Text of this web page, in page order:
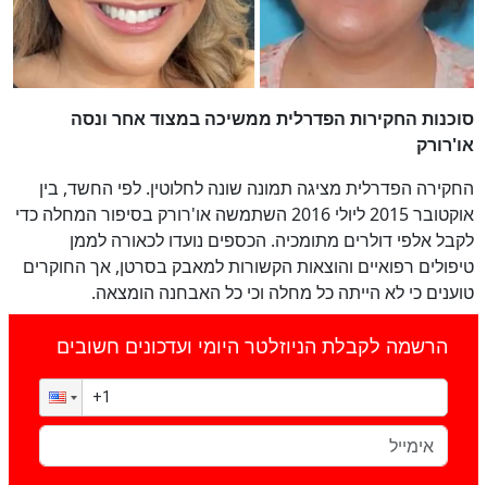
סוכנות החקירות הפדרלית ממשיכה במצוד אחר ונסה
או'רורק
החקירה הפדרלית מציגה תמונה שונה לחלוטין. לפי החשד, בין
אוקטובר 2015 ליולי 2016 השתמשה או'רורק בסיפור המחלה כדי
לקבל אלפי דולרים מתומכיה. הכספים נועדו לכאורה לממן
טיפולים רפואיים והוצאות הקשורות למאבק בסרטן, אך החוקרים
טוענים כי לא הייתה כל מחלה וכי כל האבחנה הומצאה.
הרשמה לקבלת הניוזלטר היומי ועדכונים חשובים